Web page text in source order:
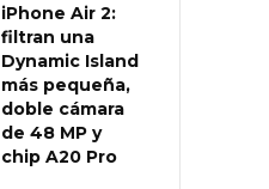
iPhone Air 2:
filtran una
Dynamic Island
más pequeña,
doble cámara
de 48 MP y
chip A20 Pro